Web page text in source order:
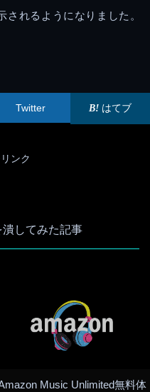
されるようになりました。
Twitter はてブ
ンク
してみた記事
Music Unlimited無料体